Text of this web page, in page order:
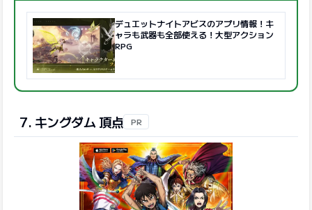
デュエットナイトアビスのアプリ情報！キ
ャラも武器も全部使える！大型アクション
RPG
7. キングダム 頂点 PR